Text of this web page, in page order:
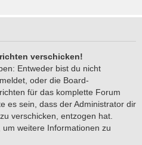
verschicken!
Entweder bist du nicht
oder die Board-
für das komplette Forum
es sein, dass der Administrator dir
verschicken, entzogen hat.
weitere Informationen zu